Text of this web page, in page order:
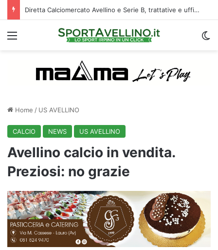
Diretta Calciomercato Avellino e Serie B, trattative e ufficialità
Menu
Home / US AVELLINO
CALCIO NEWS US AVELLINO
Avellino calcio in vendita.
Preziosi: no grazie